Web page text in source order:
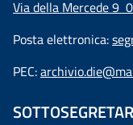
Via della Mercede 9
Posta elettronica:
PEC: